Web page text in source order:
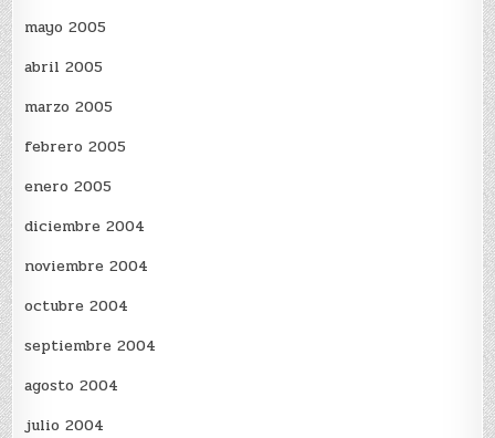
mayo 2005
abril 2005
marzo 2005
febrero 2005
enero 2005
diciembre 2004
noviembre 2004
octubre 2004
septiembre 2004
agosto 2004
julio 2004